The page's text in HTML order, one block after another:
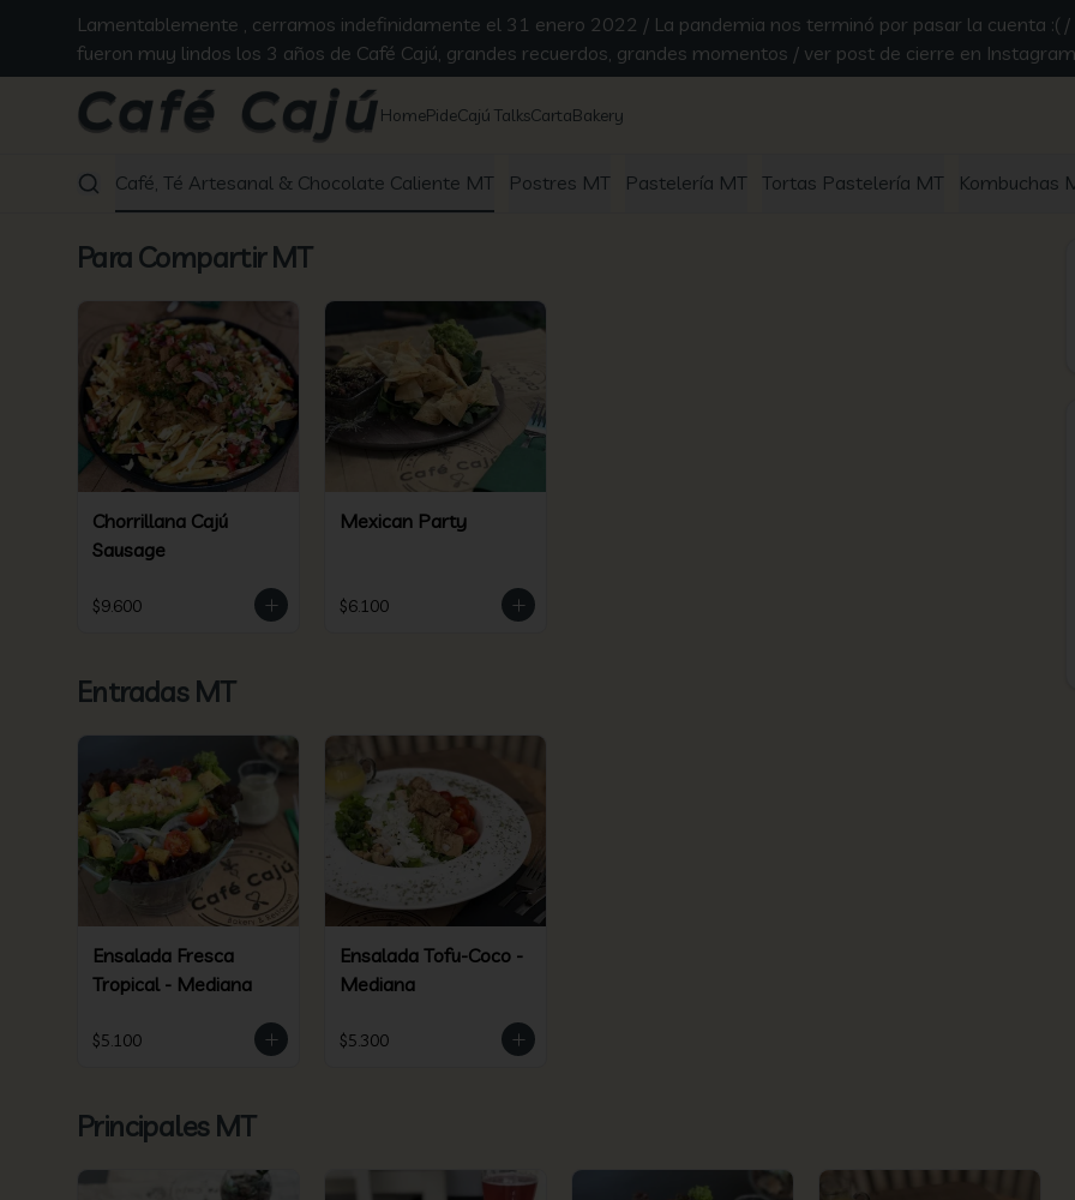
Lamentablemente , cerramos indefinidamente el 31 enero 2022 / La pandemia nos terminó por pasar la cuenta :(
fueron muy lindos los 3 años de Café Cajú, grandes recuerdos, grandes momentos / ver post de cierre en Instagram
HomePideCajú TalksCartaBakery
Desayuno - Once y Todo el Día MT Café, Té Artesanal & Chocolate Caliente MT Postres MT Pastelería MT Tortas Pastelería MT Kombuchas
Para Compartir MT
Chorrillana Cajú
Sausage
$9.600
Mexican Party
$6.100
Entradas MT
Ensalada Fresca
Tropical - Mediana
$5.100
Ensalada Tofu-Coco -
Mediana
$5.300
Principales MT